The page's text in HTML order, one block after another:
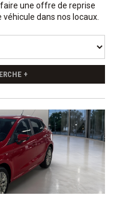
une offre de reprise
dans nos locaux.
+